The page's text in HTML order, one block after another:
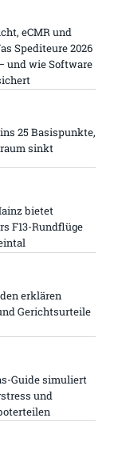
eCMR und
Spediteure 2026
und wie Software
25 Basispunkte,
sinkt
bietet
F13-Rundflüge
erklären
Gerichtsurteile
Guide simuliert
und